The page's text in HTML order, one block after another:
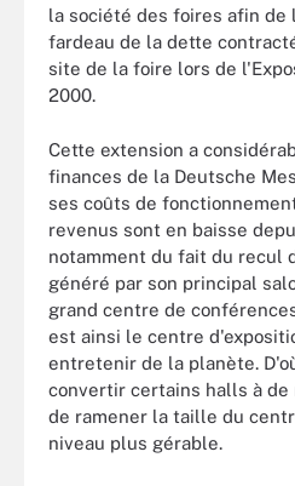
la société des foires afin de
fardeau de la dette
site de la foire lors de
2000.
Cette extension a
finances de la Deutsche
ses coûts de
revenus sont en baisse
notamment du fait du recul
généré par son principal
grand centre de
est ainsi le centre
entretenir de la planète.
convertir certains halls à de
de ramener la taille du
niveau plus gérable.